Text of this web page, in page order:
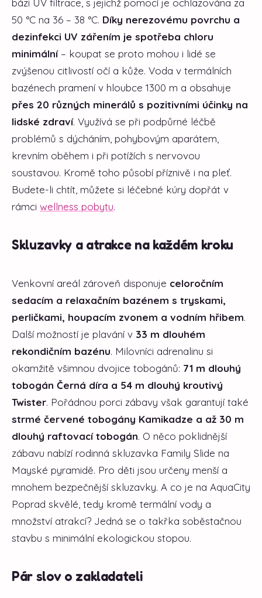
bázi UV filtrace, s jejichž pomocí je ochlazována za
50 °C na 36 – 38 °C. Díky nerezovému povrchu a
dezinfekci UV zářením je spotřeba chloru
minimální– koupat se proto mohou i lidé se
zvýšenou citlivostí očí a kůže. Voda v termálních
bazénech pramení v hloubce 1300 m a obsahuje
přes 20 různých minerálů s pozitivními účinky na
lidské zdraví. Využívá se při podpůrné léčbě
problémů s dýcháním, pohybovým aparátem,
krevním oběhem i při potížích s nervovou
soustavou. Kromě toho působí příznivě i na pleť.
Budete-li chtít, můžete si léčebné kúry dopřát v
rámci wellness pobytu.
Skluzavky a atrakce na každém kroku
Venkovní areál zároveň disponuje celoročním
sedacím a relaxačním bazénem s tryskami,
perličkami, houpacím zvonem a vodním hřibem.
Další možností je plavání v 33 m dlouhém
rekondičním bazénu. Milovníci adrenalinu si
okamžitě všimnou dvojice tobogánů: 71 m dlouhý
tobogán Černá díra a 54 m dlouhý kroutivý
Twister. Pořádnou porci zábavy však garantují také
strmé červené tobogány Kamikadze a až 30 m
dlouhý raftovací tobogán. O něco poklidnější
zábavu nabízí rodinná skluzavka Family Slide na
Mayské pyramidě. Pro děti jsou určeny menší a
mnohem bezpečnější skluzavky. A co je na AquaCity
Poprad skvělé, tedy kromě termální vody a
množství atrakcí? Jedná se o takřka soběstačnou
stavbu s minimální ekologickou stopou.
Pár slov o zakladateli